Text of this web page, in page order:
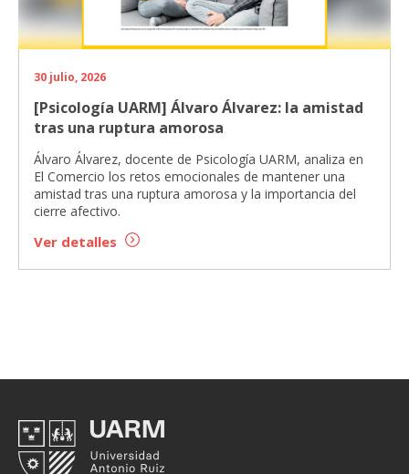
30 julio, 2026
[Psicología UARM] Álvaro Álvarez: la amistad
tras una ruptura amorosa
Álvaro Álvarez, docente de Psicología UARM, analiza en
El Comercio los retos emocionales de mantener una
amistad tras una ruptura amorosa y la importancia del
cierre afectivo.
Ver detalles